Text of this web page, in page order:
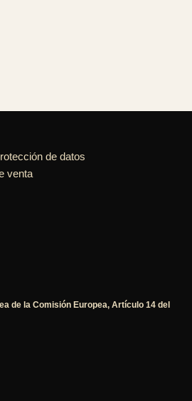
de datos
venta
de la Comisión Europea, Artículo 14 del